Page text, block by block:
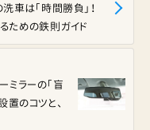
ミラーの「盲
置のコツと、
車は「時間勝負」！
ための鉄則ガイド